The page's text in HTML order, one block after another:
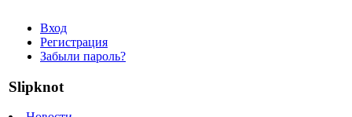
Вход
Регистрация
Забыли пароль?
Slipknot